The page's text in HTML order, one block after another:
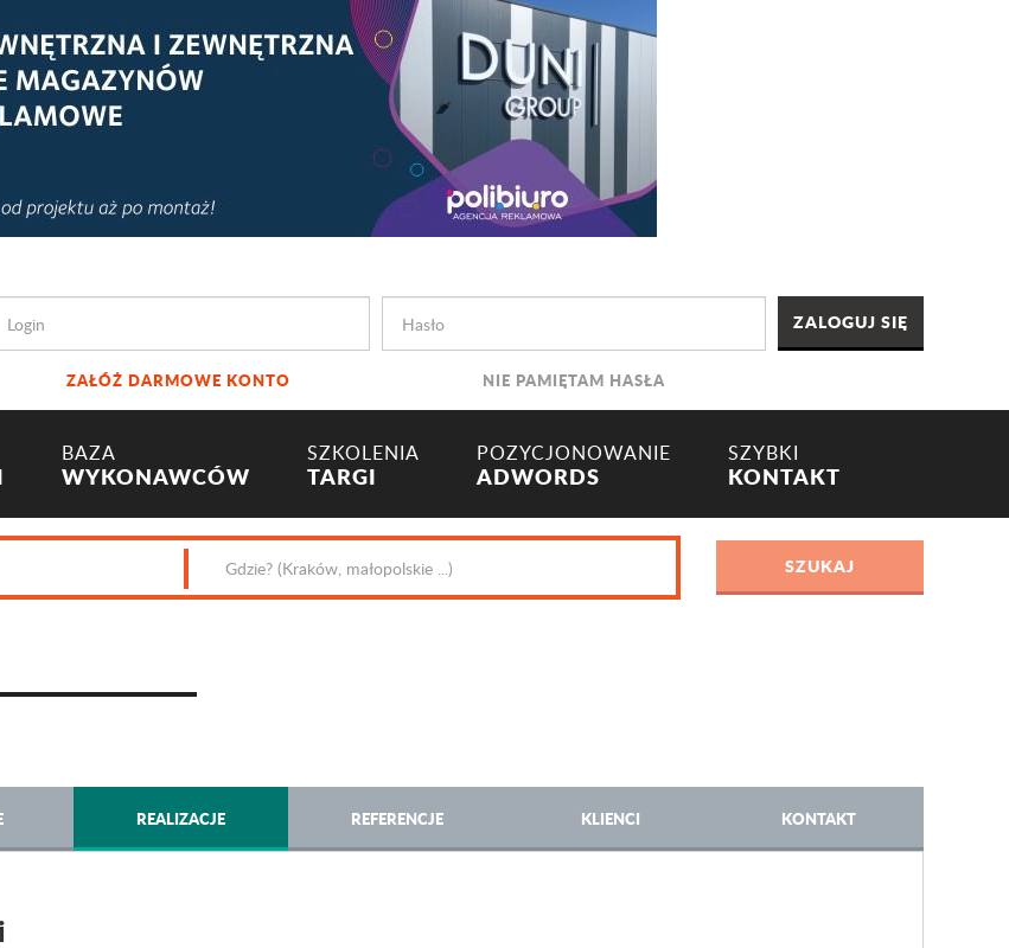
ZAŁÓŻ DARMOWE KONTO NIE PAMIĘTAM HASŁA
BAZA
WYKONAWCÓW
SZKOLENIA
TARGI
POZYCJONOWANIE
ADWORDS
SZYBKI
KONTAKT
REALIZACJE REFERENCJE KLIENCI KONTAKT